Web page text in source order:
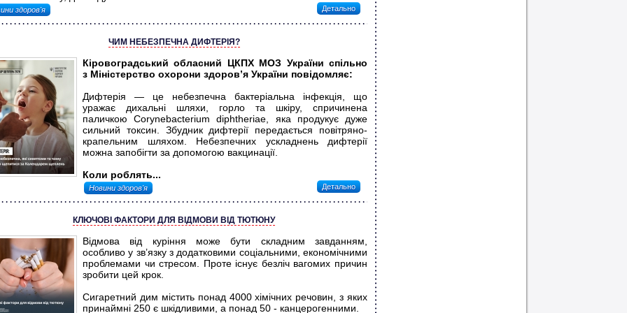
здоров'я Детально
ЧИМ НЕБЕЗПЕЧНА ДИФТЕРІЯ?
Кіровоградський обласний ЦКПХ МОЗ України спільно
з Міністерство охорони здоров’я України повідомляє:
Дифтерія — це небезпечна бактеріальна інфекція, що
уражає дихальні шляхи, горло та шкіру, спричинена
паличкою Corynebacterium diphtheriae, яка продукує дуже
сильний токсин. Збудник дифтерії передається повітряно-
крапельним шляхом. Небезпечних ускладнень дифтерії
можна запобігти за допомогою вакцинації.
Коли роблять...
Новини здоров'я Детально
КЛЮЧОВІ ФАКТОРИ ДЛЯ ВІДМОВИ ВІД ТЮТЮНУ
Відмова від куріння може бути складним завданням,
особливо у зв’язку з додатковими соціальними, економічними
проблемами чи стресом. Проте існує безліч вагомих причин
зробити цей крок.
Сигаретний дим містить понад 4000 хімічних речовин, з яких
принаймні 250 є шкідливими, а понад 50 - канцерогенними.